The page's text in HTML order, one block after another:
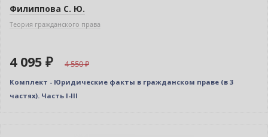
Филиппова С. Ю.
Теория гражданского права
4 095 ₽ 4 550
Комплект - Юридические факты в гражданском праве (в 3
частях). Часть I-III